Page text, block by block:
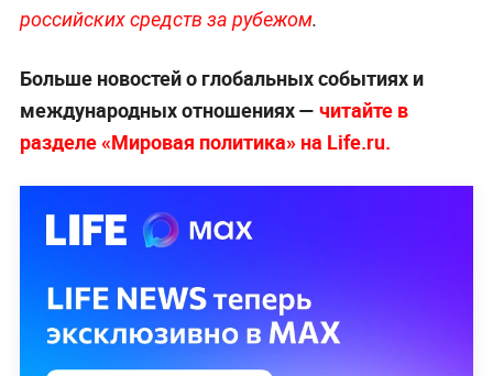
российских средств за рубежом.
Больше новостей о глобальных событиях и
международных отношениях — читайте в
разделе «Мировая политика» на Life.ru.